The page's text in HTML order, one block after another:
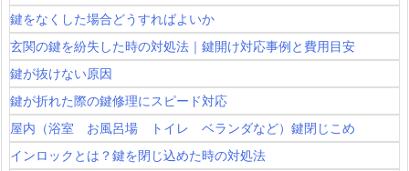
鍵をなくした場合どうすればよいか
玄関の鍵を紛失した時の対処法｜鍵開け対応事例と費用目安
鍵が抜けない原因
鍵が折れた際の鍵修理にスピード対応
屋内（浴室 お風呂場 トイレ ベランダなど）鍵閉じこめ
インロックとは？鍵を閉じ込めた時の対処法